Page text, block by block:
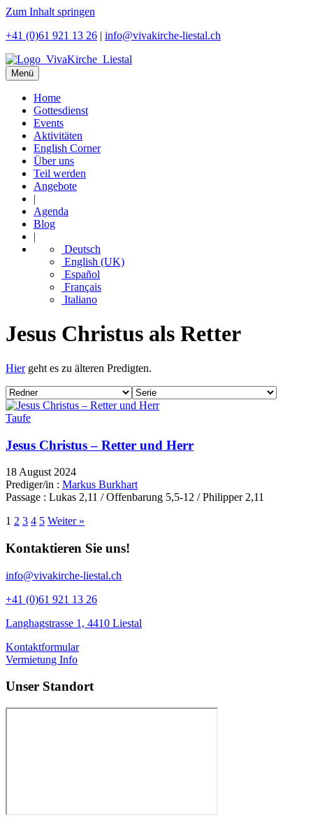
Zum Inhalt springen
+41 (0)61 921 13 26 | info@vivakirche-liestal.ch
Menü
Home
Gottesdienst
Events
Aktivitäten
English Corner
Über uns
Teil werden
Angebote
|
Agenda
Blog
|
Deutsch
English (UK)
Español
Français
Italiano
Jesus Christus als Retter
Hiergeht es zu älteren Predigten.
Taufe
Jesus Christus – Retter und Herr
18 August 2024
Prediger/in : Markus Burkhart
Passage : Lukas 2,11 / Offenbarung 5,5-12 / Philipper 2,11
1 2 3 4 5 Weiter »
Kontaktieren Sie uns!
info@vivakirche-liestal.ch
+41 (0)61 921 13 26
Langhagstrasse 1, 4410 Liestal
Kontaktformular
Vermietung Info
Unser Standort